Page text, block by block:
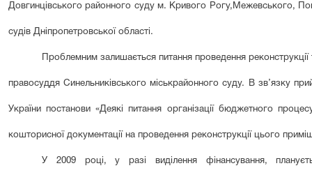
Довгинцівського районного суду м. Кривого Рогу, Межевського,
судів Дніпропетровської області.
Проблемним залишається питання проведення
правосуддя Синельниківського міськрайонного суду. В зв’язку
України постанови «Деякі питання організації бюджетного
кошторисної документації на проведення реконструкції цього
У 2009 році, у разі виділення фінансування,